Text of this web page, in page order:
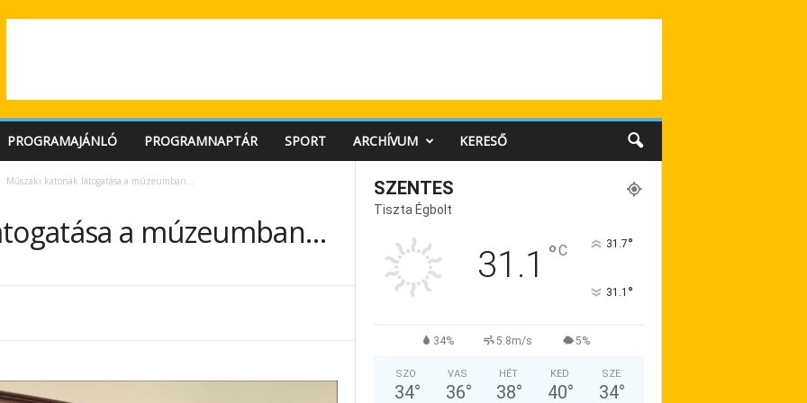
PROGRAMAJÁNLÓ PROGRAMNAPTÁR SPORT ARCHÍVUM KERESŐ
Műszaki katonák látogatása a múzeumban…
a múzeumban…
SZENTES
Tiszta Égbolt
31.1 °C 31.7°
31.1 °
34% 5.8m/s 5%
SZO
34°
VAS
36°
HÉT
38°
KED
40°
SZE
34°